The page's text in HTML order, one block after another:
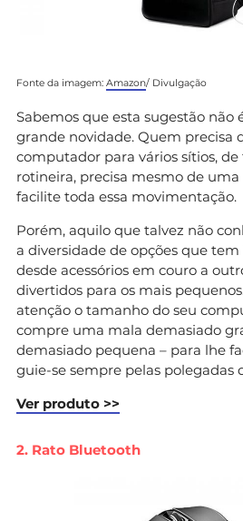
Fonte da imagem: Amazon/ Divulgação
Sabemos que esta sugestão não
grande novidade. Quem precisa
computador para vários sítios,
rotineira, precisa mesmo de
facilite toda essa movimentação.
Porém, aquilo que talvez não
a diversidade de opções que tem
desde acessórios em couro a
divertidos para os mais
atenção o tamanho do seu
compre uma mala demasiado
demasiado pequena – para lhe
guie-se sempre pelas polegadas
Ver produto >>
2. Rato Bluetooth